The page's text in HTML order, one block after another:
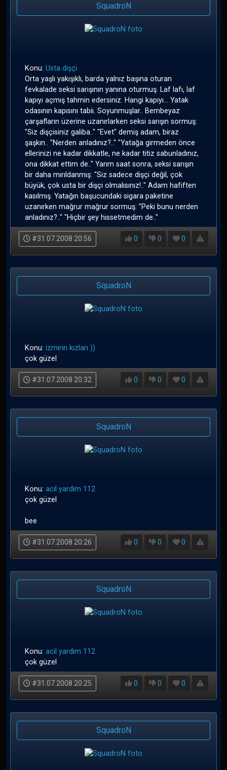
SquadroN
Konu: Usta dişçi
Orta yaşlı yakışıklı, barda yalnız başına oturan
fevkalade seksi sarışının yanına oturmuş. Laf lafı, laf
kapıyı açmış tahmin edersiniz. Hangi kapıyı... Yatak
odasının kapısını tabii. Soyunmuşlar.. Bembeyaz
çarşafların üzerine uzanırlarken seksi sarışın sormuş:
"Siz dişçisiniz galiba.." "Evet" demiş adam, biraz
şaşkın.. "Nerden anladınız?.." "Yatağa girmeden önce
ellerinizi ne kadar dikkatle, ne kadar titiz sabunladınız,
ona dikkat ettim de.." Yarım saat sonra, seksi sarışın
bir daha mırıldanmış: "Siz sadece dişçi değil, çok
büyük, çok usta bir dişçi olmalısınız!.." Adam hafiften
kasılmış. Yatağın başucundaki sigara paketine
uzanırken mağrur mağrur sormuş: "Peki bunu nerden
anladınız?.." "Hiçbir şey hissetmedim de.."
#31.07.2008 20:56 0 0 0
SquadroN
Konu: izmirin kızları ))
çok güzel
#31.07.2008 20:32 0 0 0
SquadroN
Konu: acil yardim 112
çok güzel
bee
#31.07.2008 20:26 0 0 0
SquadroN
Konu: acil yardim 112
çok güzel
#31.07.2008 20:25 0 0 0
SquadroN